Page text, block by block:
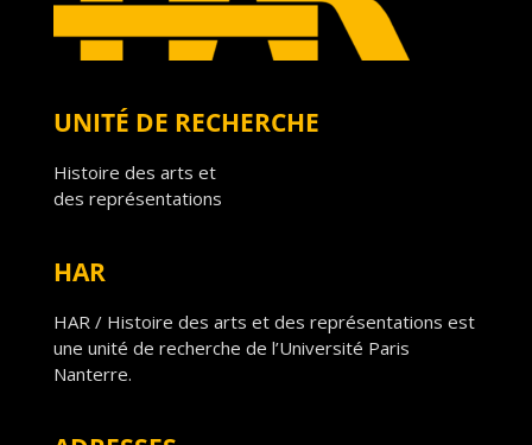
UNITÉ DE RECHERCHE
Histoire des arts et
des représentations
HAR
HAR / Histoire des arts et des représentations est
une unité de recherche de l’Université Paris
Nanterre.